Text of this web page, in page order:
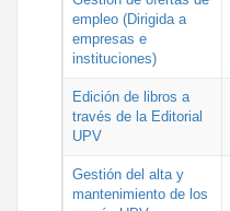
empleo (Dirigida a
empresas e
instituciones)
Edición de libros a
través de la Editorial
UPV
Gestión del alta y
mantenimiento de los